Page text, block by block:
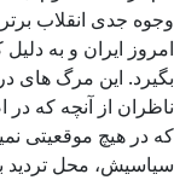
وجوه جدی انقلاب
امروز ایران و به
بگیرد. این مرگ های
ناظران از آنچه که
که در هیچ موقعیتی
سیاسیش، محل تردید